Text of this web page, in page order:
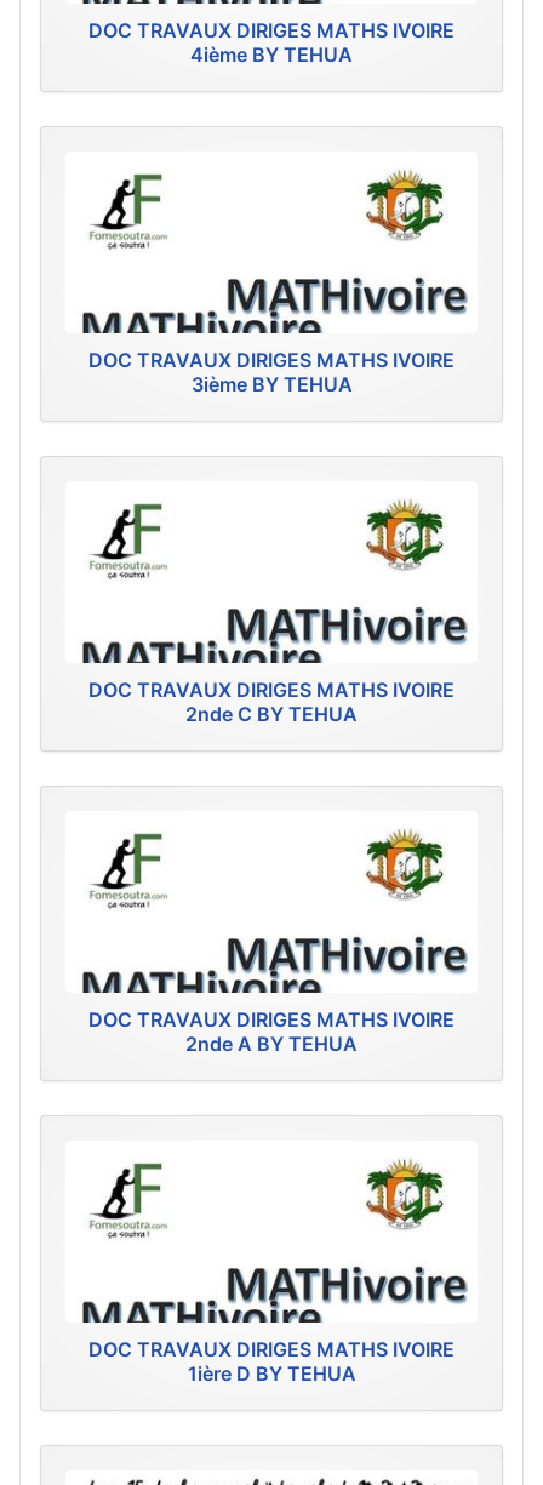
DOC TRAVAUX DIRIGES MATHS IVOIRE
4ième BY TEHUA
DOC TRAVAUX DIRIGES MATHS IVOIRE
3ième BY TEHUA
DOC TRAVAUX DIRIGES MATHS IVOIRE
2nde C BY TEHUA
DOC TRAVAUX DIRIGES MATHS IVOIRE
2nde A BY TEHUA
DOC TRAVAUX DIRIGES MATHS IVOIRE
1ière D BY TEHUA